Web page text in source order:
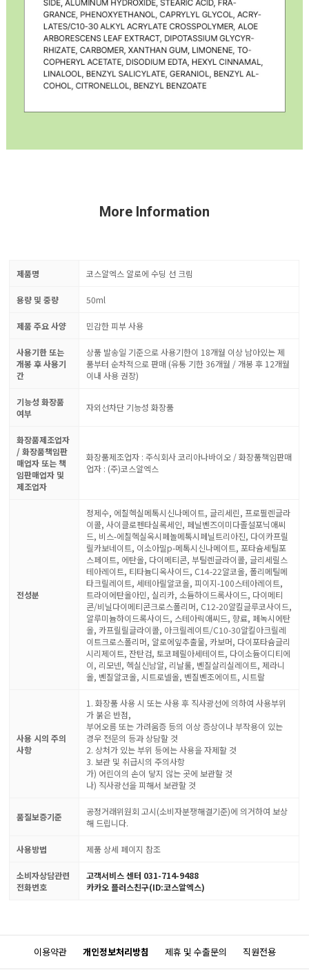
More Information
제품명 코스알엑스 알로에 수딩 선 크림
용량 및 중량 50ml
제품 주요 사양 민감한 피부 사용
사용기한 또는
개봉 후 사용기
간
상품 발송일 기준으로 사용기한이 18개월 이상 남아있는 제
품부터 순차적으로 판매 (유통 기한 36개월 / 개봉 후 12개월
이내 사용 권장)
기능성 화장품
여부
자외선차단 기능성 화장품
화장품제조업자
/ 화장품책임판
매업자 또는 책
임판매업자 및
제조업자
화장품제조업자 : 주식회사 코리아나바이오 / 화장품책임판매
업자 : (주)코스알엑스
전성분
정제수, 에칠헥실메톡시신나메이트, 글리세린, 프로필렌글라
이콜, 사이클로펜타실록세인, 페닐벤즈이미다졸설포닉애씨
드, 비스-에칠헥실옥시페놀메톡시페닐트리아진, 다이카프릴
릴카보네이트, 이소아밀p-메톡시신나메이트, 포타슘세틸포
스페이트, 에탄올, 다이메티콘, 부틸렌글라이콜, 글리세릴스
테아레이트, 티타늄디옥사이드, C14-22알코올, 폴리메틸메
타크릴레이트, 세테아릴알코올, 피이지-100스테아레이트,
트라이에탄올아민, 실리카, 소듐하이드록사이드, 다이메티
콘/비닐다이메티콘크로스폴리머, C12-20알킬글루코사이드,
알루미늄하이드록사이드, 스테아릭애씨드, 향료, 페녹시에탄
올, 카프릴릴글라이콜, 아크릴레이트/C10-30알킬아크릴레
이트크로스폴리머, 알로에잎추출물, 카보머, 다이포타슘글리
시리제이트, 잔탄검, 토코페릴아세테이트, 다이소듐이디티에
이, 리모넨, 헥실신남알, 리날룰, 벤질살리실레이트, 제라니
올, 벤질알코올, 시트로넬올, 벤질벤조에이트, 시트랄
사용 시의 주의
사항
1. 화장품 사용 시 또는 사용 후 직사광선에 의하여 사용부위
가 붉은 반점,
부어오름 또는 가려움증 등의 이상 증상이나 부작용이 있는
경우 전문의 등과 상담할 것
2. 상처가 있는 부위 등에는 사용을 자제할 것
3. 보관 및 취급시의 주의사항
가) 어린이의 손이 닿지 않는 곳에 보관할 것
나) 직사광선을 피해서 보관할 것
품질보증기준
공정거래위원회 고시(소비자분쟁해결기준)에 의거하여 보상
해 드립니다.
사용방법 제품 상세 페이지 참조
소비자상담관련
전화번호
고객서비스 센터 031-714-9488
카카오 플러스친구(ID:코스알엑스)
이용약관 개인정보처리방침 제휴 및 수출문의 직원전용